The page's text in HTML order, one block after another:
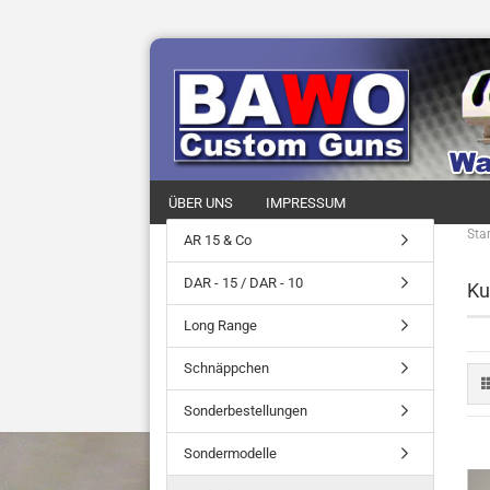
ÜBER UNS IMPRESSUM
AR 15 & Co
DAR - 15 / DAR - 10
Long Range
Schnäppchen
Sonderbestellungen
Sondermodelle